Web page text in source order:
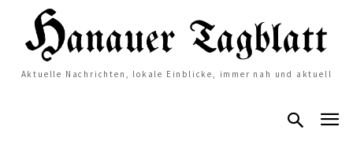
Aktuelle Nachrichten, lokale Einblicke, immer nah und aktuell